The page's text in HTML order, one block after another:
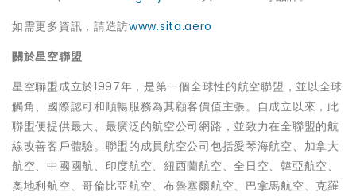
如需更多資訊，請造訪www.sita.aero
關於星空聯盟
星空聯盟成立於1997年，是第一個全球性的航空聯盟，並以全球
觸角、國際認可和順暢服務為其顧客價值主張。自成立以來，此
聯盟便提供最大、最廣泛的航空公司網路，並致力在全聯盟的航
線改善客戶體驗。聯盟的成員航空公司包括愛琴海航空、加拿大
航空、中國國航、印度航空、紐西蘭航空、全日空、韓亞航空、
奧地利航空、哥倫比亞航空、布魯塞爾航空、巴拿馬航空、克羅